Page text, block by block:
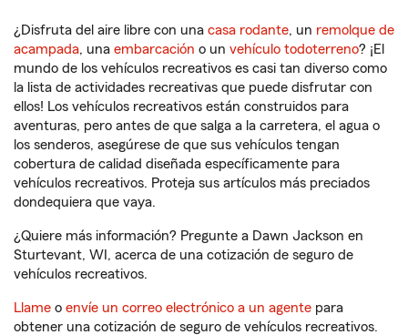
¿Disfruta del aire libre con una casa rodante, un remolque de
acampada, una embarcación o un vehículo todoterreno? ¡El
mundo de los vehículos recreativos es casi tan diverso como
la lista de actividades recreativas que puede disfrutar con
ellos! Los vehículos recreativos están construidos para
aventuras, pero antes de que salga a la carretera, el agua o
los senderos, asegúrese de que sus vehículos tengan
cobertura de calidad diseñada específicamente para
vehículos recreativos. Proteja sus artículos más preciados
dondequiera que vaya.
¿Quiere más información? Pregunte a Dawn Jackson en
Sturtevant, WI, acerca de una cotización de seguro de
vehículos recreativos.
Llame o envíe un correo electrónico a un agente para
obtener una cotización de seguro de vehículos recreativos.